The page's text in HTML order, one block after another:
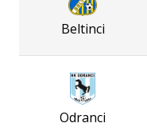
Beltinci
Odranci